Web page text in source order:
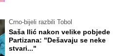
Crno-bijeli razbili Tobol
Saša Ilić nakon velike pobjede
Partizana: "Dešavaju se neke
stvari..."